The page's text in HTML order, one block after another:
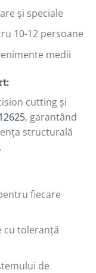
și speciale
10-12 persoane
medii
cutting și
, garantând
structurală
fiecare
cu toleranță
de